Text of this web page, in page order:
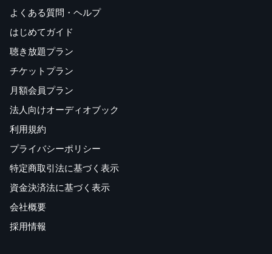
よくある質問・ヘルプ
はじめてガイド
聴き放題プラン
チケットプラン
月額会員プラン
法人向けオーディオブック
利用規約
プライバシーポリシー
特定商取引法に基づく表示
資金決済法に基づく表示
会社概要
採用情報